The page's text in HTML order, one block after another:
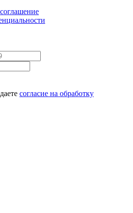
согласие на обработку